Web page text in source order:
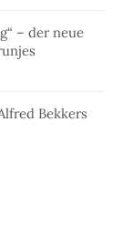
– der neue
Bekkers